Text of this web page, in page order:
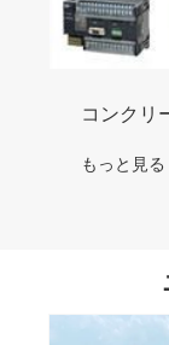
コンクリ
もっと見る